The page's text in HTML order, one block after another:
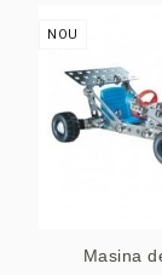
NOU
Masina